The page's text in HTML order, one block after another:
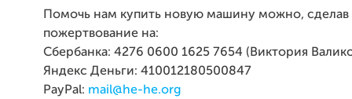
Помочь нам купить новую машину можно, сделав
пожертвование на:
Сбербанка: 4276 0600 1625 7654 (Виктория
Яндекс Деньги: 410012180500847
PayPal: mail@he-he.org